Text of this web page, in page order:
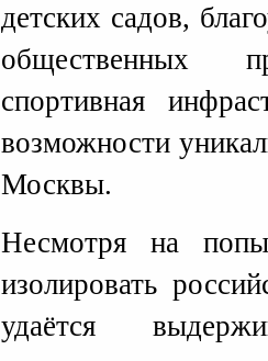
детских садов,
общественных
спортивная
возможности
Москвы.
Несмотря на
изолировать
удаётся